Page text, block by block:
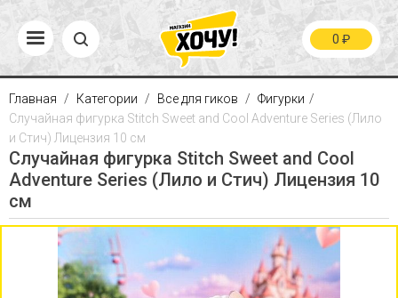
0 ₽
Главная Категории Все для гиков
Фигурки
Случайная фигурка Stitch Sweet and Cool Adventure Series (Лило
и Стич) Лицензия 10 см
Случайная фигурка Stitch Sweet and Cool
Adventure Series (Лило и Стич) Лицензия 10
см